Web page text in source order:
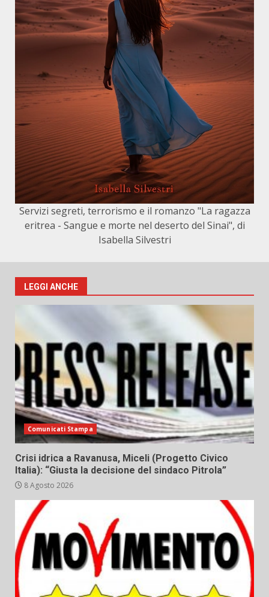
Servizi segreti, terrorismo e il romanzo "La ragazza
eritrea - Sangue e morte nel deserto del Sinai", di
Isabella Silvestri
LEGGI ANCHE
Comunicati Stampa
Crisi idrica a Ravanusa, Miceli (Progetto Civico
Italia): “Giusta la decisione del sindaco Pitrola”
8 Agosto 2026